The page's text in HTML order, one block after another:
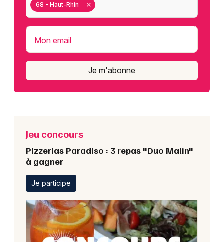
68 - Haut-Rhin
Mon email
Je m'abonne
Jeu concours
Pizzerias Paradiso : 3 repas "Duo Malin"
à gagner
Je participe